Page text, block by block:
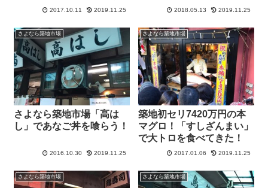
2017.10.11 2019.11.25 2018.05.13 2019.11.25
さよなら築地市場
さよなら築地市場「高は
し」であなご丼を喰らう！
2016.10.30 2019.11.25
さよなら築地市場
築地初セリ7420万円の本
マグロ！「すしざんまい」
で大トロを食べてきた！
2017.01.06 2019.11.25
さよなら築地市場 さよなら築地市場